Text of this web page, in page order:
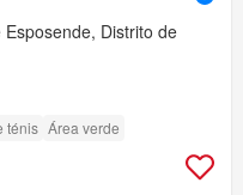
Distrito de
ténis Área verde